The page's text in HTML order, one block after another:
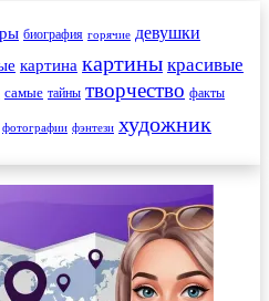
биография горячие девушки
картина картины красивые
самые тайны творчество факты
фотографии фэнтези художник